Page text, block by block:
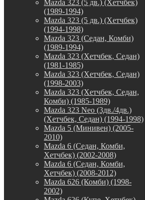
Mazda 323 (5 дв.) (Хетчбек)
(1989-1994)
Mazda 323 (5 дв.) (Хетчбек)
(1994-1998)
Mazda 323 (Седан, Комби)
(1989-1994)
Mazda 323 (Хетчбек, Седан)
(1981-1985)
Mazda 323 (Хетчбек, Седан)
(1998-2003)
Mazda 323 (Хетчбек, Седан,
Комби) (1985-1989)
Mazda 323 Neo (3дв./4дв.)
(Хетчбек, Седан) (1994-1998)
Mazda 5 (Минивен) (2005-
2010)
Mazda 6 (Седан, Комби,
Хетчбек) (2002-2008)
Mazda 6 (Седан, Комби,
Хетчбек) (2008-2012)
Mazda 626 (Комби) (1998-
2002)